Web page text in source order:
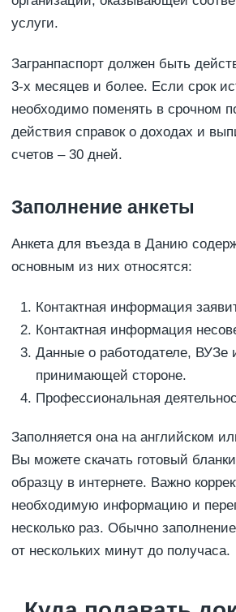
услуги.
Загранпаспорт должен быть
3-х месяцев и более. Если срок
необходимо поменять в срочном
действия справок о доходах и
счетов – 30 дней.
Заполнение анкеты
Анкета для въезда в Данию
основным из них относятся:
Контактная информация
Контактная информация
Данные о работодателе, ВУЗе
принимающей стороне.
Профессиональная
Заполняется она на английском
Вы можете скачать готовый
образцу в интернете. Важно
необходимую информацию и
несколько раз. Обычно
от нескольких минут до получаса.